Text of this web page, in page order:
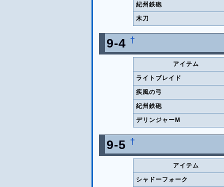
紀州鉄砲
木刀
9-4 †
アイテム
ライトブレイド
疾風の弓
紀州鉄砲
デリンジャーM
9-5 †
アイテム
シャドーフォーク